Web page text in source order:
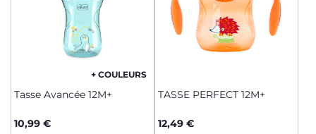
+ COULEURS
Tasse Avancée 12M+
10,99 €
TASSE PERFECT 12M+
12,49 €